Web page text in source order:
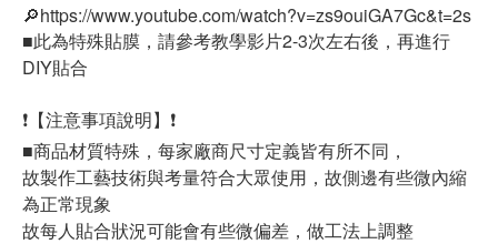
🔎https://www.youtube.com/watch?v=zs9ouiGA7Gc&t=2s
■此為特殊貼膜，請參考教學影片2-3次左右後，再進行
DIY貼合
❗【注意事項說明】❗
■商品材質特殊，每家廠商尺寸定義皆有所不同，
故製作工藝技術與考量符合大眾使用，故側邊有些微內縮
為正常現象
故每人貼合狀況可能會有些微偏差，做工法上調整